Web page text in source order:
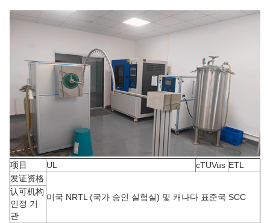
项目 UL cTUVus ETL
发证资格
미국 NRTL (국가 승인 실험실) 및 캐나다 표준국 SCC
认可机构
인정 기
관